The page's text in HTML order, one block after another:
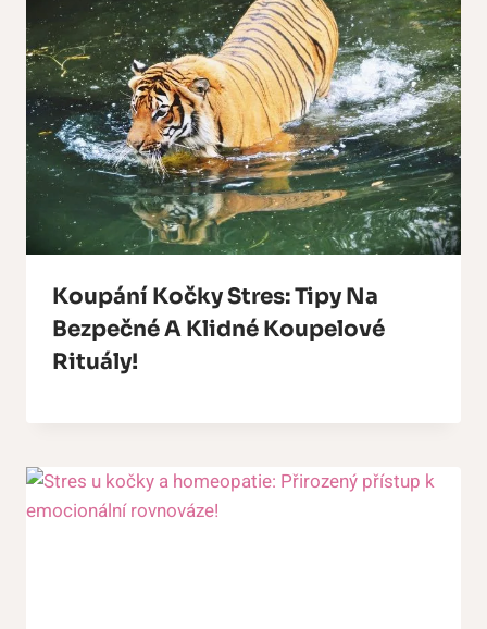
Koupání Kočky Stres: Tipy Na
Bezpečné A Klidné Koupelové
Rituály!